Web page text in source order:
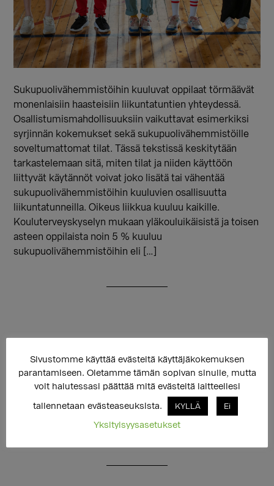
Sukupuolivähemmistöihin kuuluvat oppilaat törmäävät
monenlaisiin haasteisiin liikuntatuntien yhteydessä.
Osallistumismahdollisuuksiin vaikuttavat esimerkiksi
syrjinnän kokemukset sekä sukupuolivähemmistöille
soveltumattomat tilat. Tässä tekstissä keskitytään
tarkastelemaan sitä, miten tilat ja niiden käyttöön
liittyvät käytännöt voivat joko lisätä tai vähentää
sukupuolivähemmistöihin kuuluvien osallisuutta
liikuntatunneilla. Oikeus liikkua kuuluu kaikille.
Kouluterveyskyselyn mukaan yläkouluikäisistä ja toisen
asteen oppilaista noin 5 % kuuluu
sukupuolivähemmistöihin eli […]
07.09.2018
Kysely urheilun ja liikunnan
parissa koetusta ja havaitusta
Sivustomme käyttää evästeitä käyttäjäkokemuksen
parantamiseen. Oletamme tämän sopivan sinulle, mutta
voit halutessasi päättää mitä evästeitä laitteellesi
tallennetaan evästeaseuksista. KYLLÄ Ei
Yksityisyysasetukset